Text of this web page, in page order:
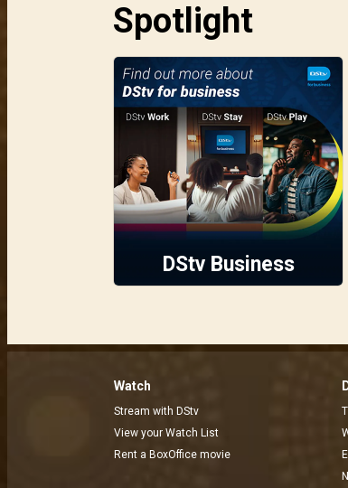
Spotlight
DStv Business
Watch
Stream with DStv
View your Watch List
Rent a BoxOffice movie